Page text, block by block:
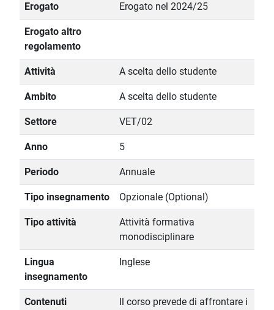
Erogato Erogato nel 2024/25
Erogato altro
regolamento
Attività A scelta dello studente
Ambito A scelta dello studente
Settore VET/02
Anno 5
Periodo Annuale
Tipo insegnamento Opzionale (Optional)
Tipo attività
Attività formativa
monodisciplinare
Lingua
insegnamento
Inglese
Contenuti
Il corso prevede di affrontare i